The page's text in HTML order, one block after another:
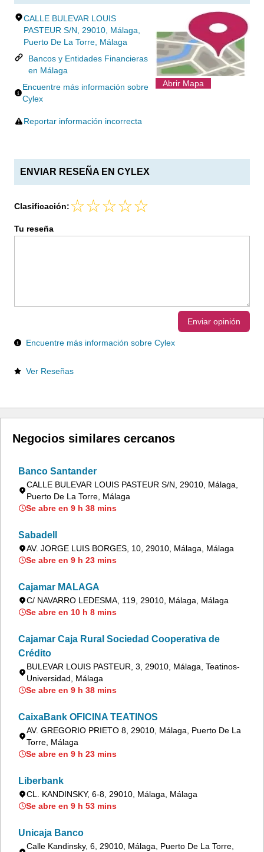
CALLE BULEVAR LOUIS
PASTEUR S/N, 29010, Málaga,
Puerto De La Torre, Málaga
Bancos y Entidades Financieras
en Málaga
Encuentre más información sobre
Cylex
Reportar información incorrecta
Abrir Mapa
ENVIAR RESEÑA EN CYLEX
Clasificación:
Tu reseña
Enviar opinión
Encuentre más información sobre Cylex
Ver Reseñas
Negocios similares cercanos
Banco Santander
CALLE BULEVAR LOUIS PASTEUR S/N, 29010, Málaga,
Puerto De La Torre, Málaga
Se abre en 9 h 38 mins
Sabadell
AV. JORGE LUIS BORGES, 10, 29010, Málaga, Málaga
Se abre en 9 h 23 mins
Cajamar MALAGA
C/ NAVARRO LEDESMA, 119, 29010, Málaga, Málaga
Se abre en 10 h 8 mins
Cajamar Caja Rural Sociedad Cooperativa de
Crédito
BULEVAR LOUIS PASTEUR, 3, 29010, Málaga, Teatinos-
Universidad, Málaga
Se abre en 9 h 38 mins
CaixaBank OFICINA TEATINOS
AV. GREGORIO PRIETO 8, 29010, Málaga, Puerto De La
Torre, Málaga
Se abre en 9 h 23 mins
Liberbank
CL. KANDINSKY, 6-8, 29010, Málaga, Málaga
Se abre en 9 h 53 mins
Unicaja Banco
Calle Kandinsky, 6, 29010, Málaga, Puerto De La Torre,